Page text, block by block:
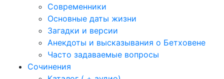
Современники
Основные даты жизни
Загадки и версии
Анекдоты и высказывания о Бетховене
Часто задаваемые вопросы
Сочинения